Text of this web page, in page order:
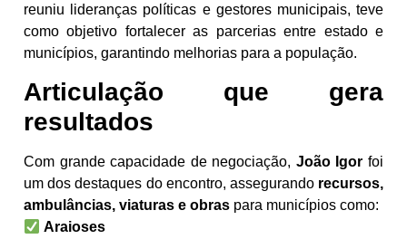
reuniu lideranças políticas e gestores municipais, teve
como objetivo fortalecer as parcerias entre estado e
municípios, garantindo melhorias para a população.
Articulação que gera
resultados
Com grande capacidade de negociação, João Igor foi
um dos destaques do encontro, assegurando recursos,
ambulâncias, viaturas e obras para municípios como:
Araioses